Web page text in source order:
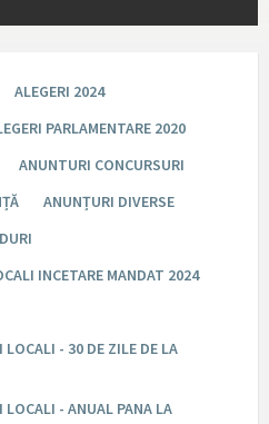
ALEGERI 2024
PARLAMENTARE 2020
ANUNTURI CONCURSURI
ANUNȚURI DIVERSE
INCETARE MANDAT 2024
LOCALI - 30 DE ZILE DE LA
LOCALI - ANUAL PANA LA